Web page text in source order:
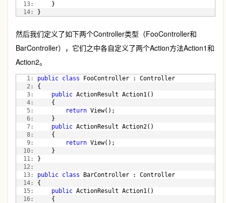
  13:
     }
  14:
}
然后我们定义了如下两个Controller类型（FooController和
BarController），它们之中各自定义了两个Action方法Action1和
Action2。
   1:
public class FooController : Controller
   2:
{
   3:
public ActionResult Action1()
   4:
     {
   5:
return View();
   6:
     }
   7:
public ActionResult Action2()
   8:
     {
   9:
return View();
  10:
     }
  11:
}
  12:
  13:
public class BarController : Controller
  14:
{
  15:
public ActionResult Action1()
  16:
     {